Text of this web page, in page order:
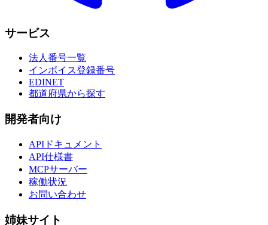
サービス
法人番号一覧
インボイス登録番号
EDINET
都道府県から探す
開発者向け
APIドキュメント
API仕様書
MCPサーバー
稼働状況
お問い合わせ
姉妹サイト